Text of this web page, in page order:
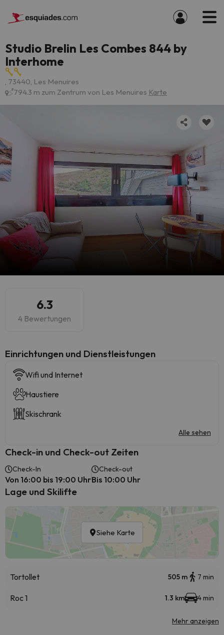
Studio Brelin Les Combes 844 by
Interhome
, 73440, Les Menuires
794.3 m zum Zentrum von Les Menuires Karte
6.3
4 Bewertungen
​Einrichtungen und Dienstleistungen
Wifi und Internet
Haustiere
Skischrank
Alle sehen
Check-in und Check-out Zeiten
Check-In
Von 16:00 bis 19:00 Uhr
Check-out
Bis 10:00 Uhr
Lage und Skilifte
Siehe Karte
Tortollet 505 m 7 min
Roc 1 1.3 km 4 min
Mehr anzeigen